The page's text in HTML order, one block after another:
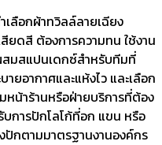
เลือกผ้าทวิลล์ลายเฉียง
ยดสี ต้องการความทน ใช้งาน
สมสแปนเดกซ์สำหรับทีมที่
ยอากาศและแห้งไว และเลือก
น้าร้านหรือฝ่ายบริการที่ต้อง
บการปักโลโก้ที่อก แขน หรือ
ปักตามมาตรฐานงานองค์กร